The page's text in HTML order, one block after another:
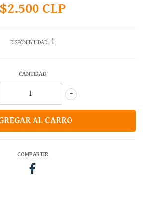
$2.500 CLP
DISPONIBILIDAD: 1
CANTIDAD
+
COMPARTIR